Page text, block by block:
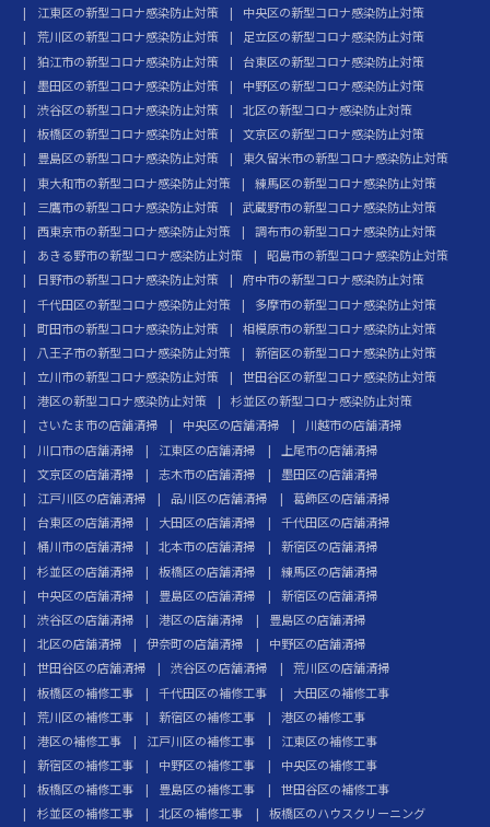
江東区の新型コロナ感染防止対策
中央区の新型コロナ感染防止対策
荒川区の新型コロナ感染防止対策
足立区の新型コロナ感染防止対策
狛江市の新型コロナ感染防止対策
台東区の新型コロナ感染防止対策
墨田区の新型コロナ感染防止対策
中野区の新型コロナ感染防止対策
渋谷区の新型コロナ感染防止対策
北区の新型コロナ感染防止対策
板橋区の新型コロナ感染防止対策
文京区の新型コロナ感染防止対策
豊島区の新型コロナ感染防止対策
東久留米市の新型コロナ感染防止対策
東大和市の新型コロナ感染防止対策
練馬区の新型コロナ感染防止対策
三鷹市の新型コロナ感染防止対策
武蔵野市の新型コロナ感染防止対策
西東京市の新型コロナ感染防止対策
調布市の新型コロナ感染防止対策
あきる野市の新型コロナ感染防止対策
昭島市の新型コロナ感染防止対策
日野市の新型コロナ感染防止対策
府中市の新型コロナ感染防止対策
千代田区の新型コロナ感染防止対策
多摩市の新型コロナ感染防止対策
町田市の新型コロナ感染防止対策
相模原市の新型コロナ感染防止対策
八王子市の新型コロナ感染防止対策
新宿区の新型コロナ感染防止対策
立川市の新型コロナ感染防止対策
世田谷区の新型コロナ感染防止対策
港区の新型コロナ感染防止対策
杉並区の新型コロナ感染防止対策
さいたま市の店舗清掃
中央区の店舗清掃
川越市の店舗清掃
川口市の店舗清掃
江東区の店舗清掃
上尾市の店舗清掃
文京区の店舗清掃
志木市の店舗清掃
墨田区の店舗清掃
江戸川区の店舗清掃
品川区の店舗清掃
葛飾区の店舗清掃
台東区の店舗清掃
大田区の店舗清掃
千代田区の店舗清掃
桶川市の店舗清掃
北本市の店舗清掃
新宿区の店舗清掃
杉並区の店舗清掃
板橋区の店舗清掃
練馬区の店舗清掃
中央区の店舗清掃
豊島区の店舗清掃
新宿区の店舗清掃
渋谷区の店舗清掃
港区の店舗清掃
豊島区の店舗清掃
北区の店舗清掃
伊奈町の店舗清掃
中野区の店舗清掃
世田谷区の店舗清掃
渋谷区の店舗清掃
荒川区の店舗清掃
板橋区の補修工事
千代田区の補修工事
大田区の補修工事
荒川区の補修工事
新宿区の補修工事
港区の補修工事
港区の補修工事
江戸川区の補修工事
江東区の補修工事
新宿区の補修工事
中野区の補修工事
中央区の補修工事
板橋区の補修工事
豊島区の補修工事
世田谷区の補修工事
杉並区の補修工事
北区の補修工事
板橋区のハウスクリーニング